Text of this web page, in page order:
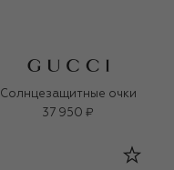
Солнцезащитные очки
37 950 ₽